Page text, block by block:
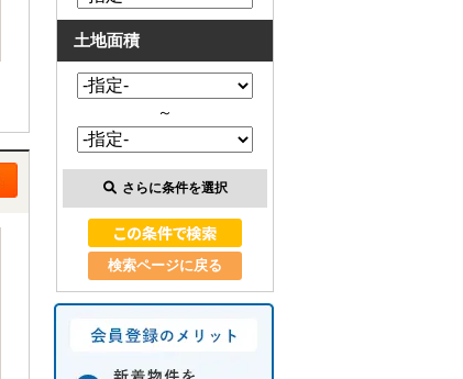
土地面積
～
さらに条件を選択
検索ページに戻る